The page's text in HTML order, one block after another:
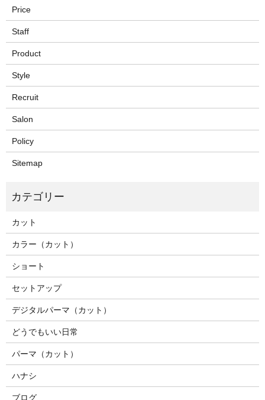
Price
Staff
Product
Style
Recruit
Salon
Policy
Sitemap
カット
カラー（カット）
ショート
セットアップ
デジタルパーマ（カット）
どうでもいい日常
パーマ（カット）
ハナシ
ブログ